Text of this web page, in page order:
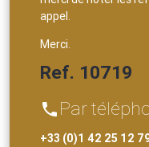
appel.
Merci.
Ref. 10719
phone Par
+33 (0)1 42 25 12